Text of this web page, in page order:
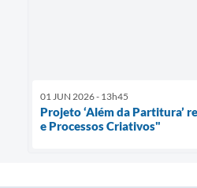
01 JUN 2026 - 13h45
Projeto ‘Além da Partitura’
e Processos Criativos"